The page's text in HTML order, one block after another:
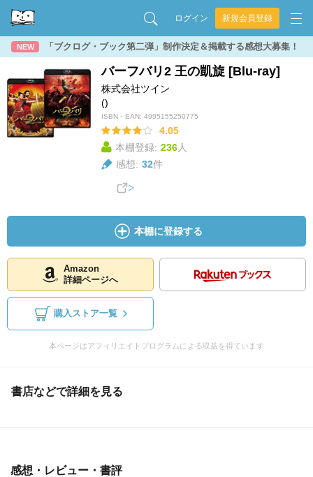
ログイン 新規会員登録
NEW 「ブクログ・ブック第二弾」制作決定＆掲載する感想大募集！
バーフバリ2 王の凱旋 [Blu-ray]
株式会社ツイン
()
ISBN・EAN: 4995155250775
4.05
本棚登録: 236人
感想: 32件
本棚に登録する
Amazon
詳細ページへ
購入ストア一覧
本ページはアフィリエイトプログラムによる収益を得ています
書店などで詳細を見る
感想・レビュー・書評